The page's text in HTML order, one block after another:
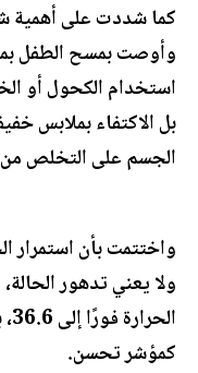
كما شددت على أهمية
وأوصت بمسح الطفل
استخدام الكحول أو
بل الاكتفاء بملابس
الجسم على التخلص من
ولا يعني تدهور
كمؤشر تحسن.